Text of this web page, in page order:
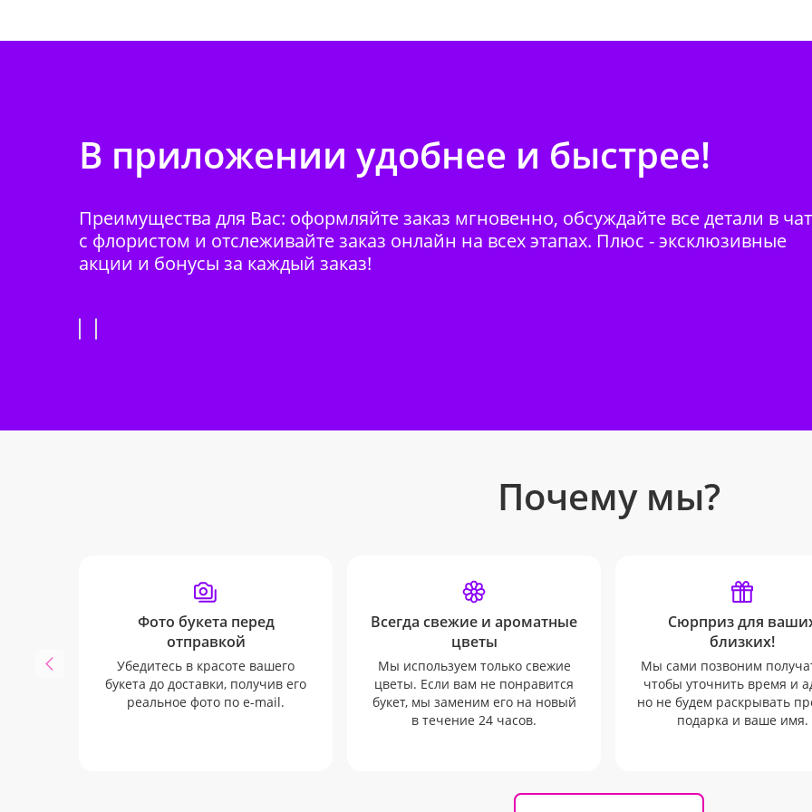
В приложении удобнее и быстрее!
Преимущества для Вас: оформляйте заказ мгновенно, обсуждайте все детали в
с флористом и отслеживайте заказ онлайн на всех этапах. Плюс - эксклюзивные
акции и бонусы за каждый заказ!
Почему мы?
Фото букета перед
отправкой
Убедитесь в красоте вашего
букета до доставки, получив его
реальное фото по e-mail.
Всегда свежие и ароматные
цветы
Мы используем только свежие
цветы. Если вам не понравится
букет, мы заменим его на новый
в течение 24 часов.
Сюрприз для
близких!
Мы сами позвоним
чтобы уточнить время и
но не будем раскрывать
подарка и ваше имя.